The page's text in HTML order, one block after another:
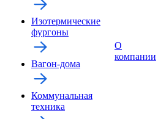
Изотермические
фургоны
Вагон-дома
Коммунальная
техника
О
компании